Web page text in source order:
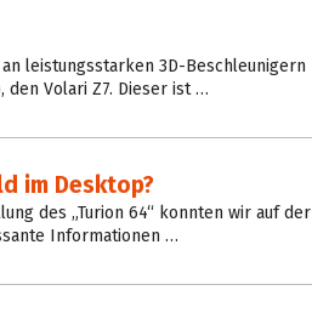
leistungsstarken 3D-Beschleunigern
den Volari Z7. Dieser ist …
im Desktop?
des „Turion 64“ konnten wir auf der
Informationen …